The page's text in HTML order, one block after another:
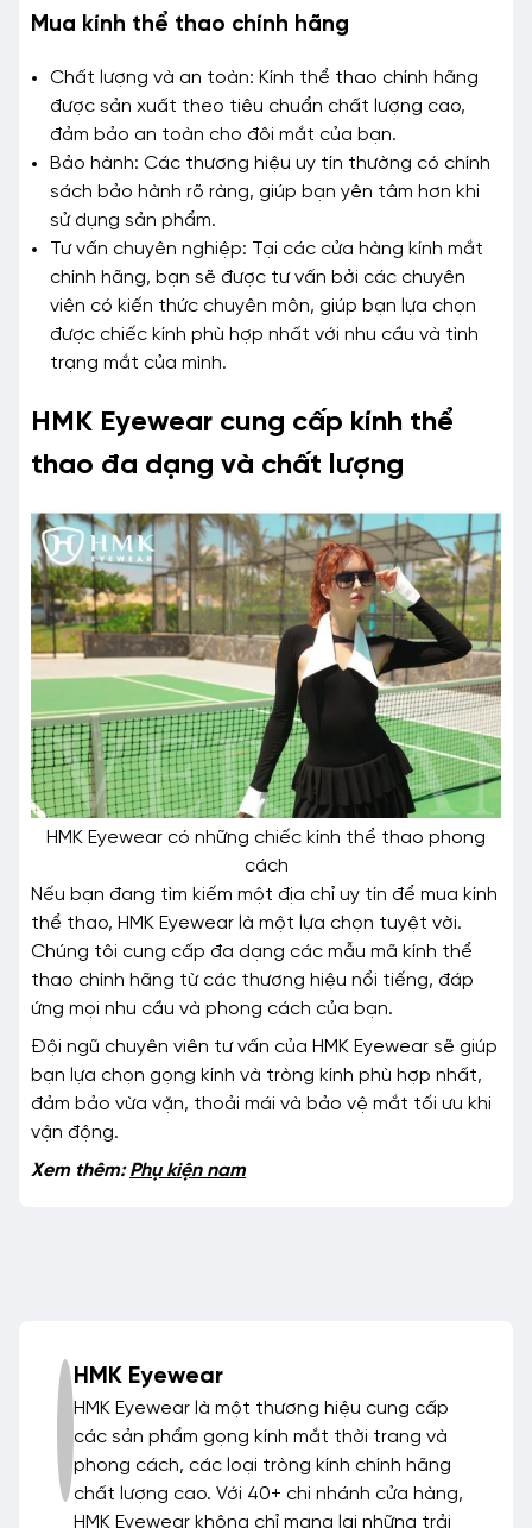
Mua kính thể thao chính hãng
Chất lượng và an toàn: Kính thể thao chính hãng
được sản xuất theo tiêu chuẩn chất lượng cao,
đảm bảo an toàn cho đôi mắt của bạn.
Bảo hành: Các thương hiệu uy tín thường có chính
sách bảo hành rõ ràng, giúp bạn yên tâm hơn khi
sử dụng sản phẩm.
Tư vấn chuyên nghiệp: Tại các cửa hàng kính mắt
chính hãng, bạn sẽ được tư vấn bởi các chuyên
viên có kiến thức chuyên môn, giúp bạn lựa chọn
được chiếc kính phù hợp nhất với nhu cầu và tình
trạng mắt của mình.
HMK Eyewear cung cấp kính thể
thao đa dạng và chất lượng
HMK Eyewear có những chiếc kính thể thao phong
cách
Nếu bạn đang tìm kiếm một địa chỉ uy tín để mua kính
thể thao, HMK Eyewear là một lựa chọn tuyệt vời.
Chúng tôi cung cấp đa dạng các mẫu mã kính thể
thao chính hãng từ các thương hiệu nổi tiếng, đáp
ứng mọi nhu cầu và phong cách của bạn.
Đội ngũ chuyên viên tư vấn của HMK Eyewear sẽ giúp
bạn lựa chọn gọng kính và tròng kính phù hợp nhất,
đảm bảo vừa vặn, thoải mái và bảo vệ mắt tối ưu khi
vận động.
Xem thêm:Phụ kiện nam
HMK Eyewear
HMK Eyewear là một thương hiệu cung cấp
các sản phẩm gọng kính mắt thời trang và
phong cách, các loại tròng kính chính hãng
chất lượng cao. Với 40+ chi nhánh cửa hàng,
HMK Eyewear không chỉ mang lại những trải